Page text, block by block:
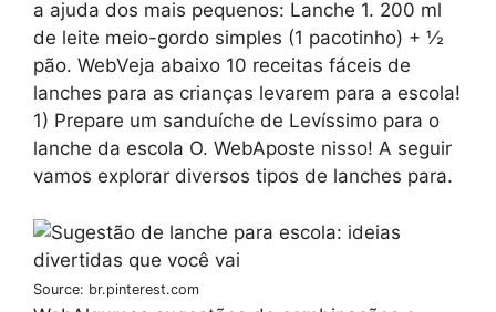
a ajuda dos mais pequenos: Lanche 1. 200 ml
de leite meio-gordo simples (1 pacotinho) + ½
pão. WebVeja abaixo 10 receitas fáceis de
lanches para as crianças levarem para a escola!
1) Prepare um sanduíche de Levíssimo para o
lanche da escola O. WebAposte nisso! A seguir
vamos explorar diversos tipos de lanches para.
Source: br.pinterest.com